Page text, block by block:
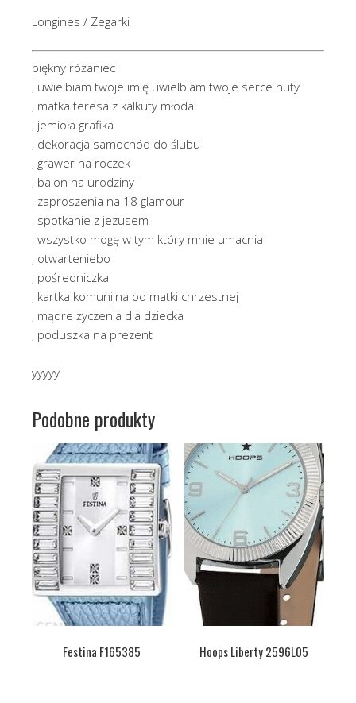
Longines / Zegarki
piękny różaniec
, uwielbiam twoje imię uwielbiam twoje serce nuty
, matka teresa z kalkuty młoda
, jemioła grafika
, dekoracja samochód do ślubu
, grawer na roczek
, balon na urodziny
, zaproszenia na 18 glamour
, spotkanie z jezusem
, wszystko mogę w tym który mnie umacnia
, otwarteniebo
, pośredniczka
, kartka komunijna od matki chrzestnej
, mądre życzenia dla dziecka
, poduszka na prezent
yyyyy
Podobne produkty
Festina F165385 Hoops Liberty 2596L05